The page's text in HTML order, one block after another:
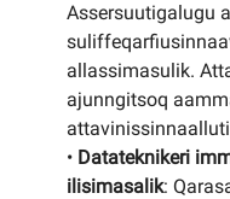
Assersuutigalugu
allassimasulik.
ajunngitsoq
• Datateknikeri
ilisimasalik: